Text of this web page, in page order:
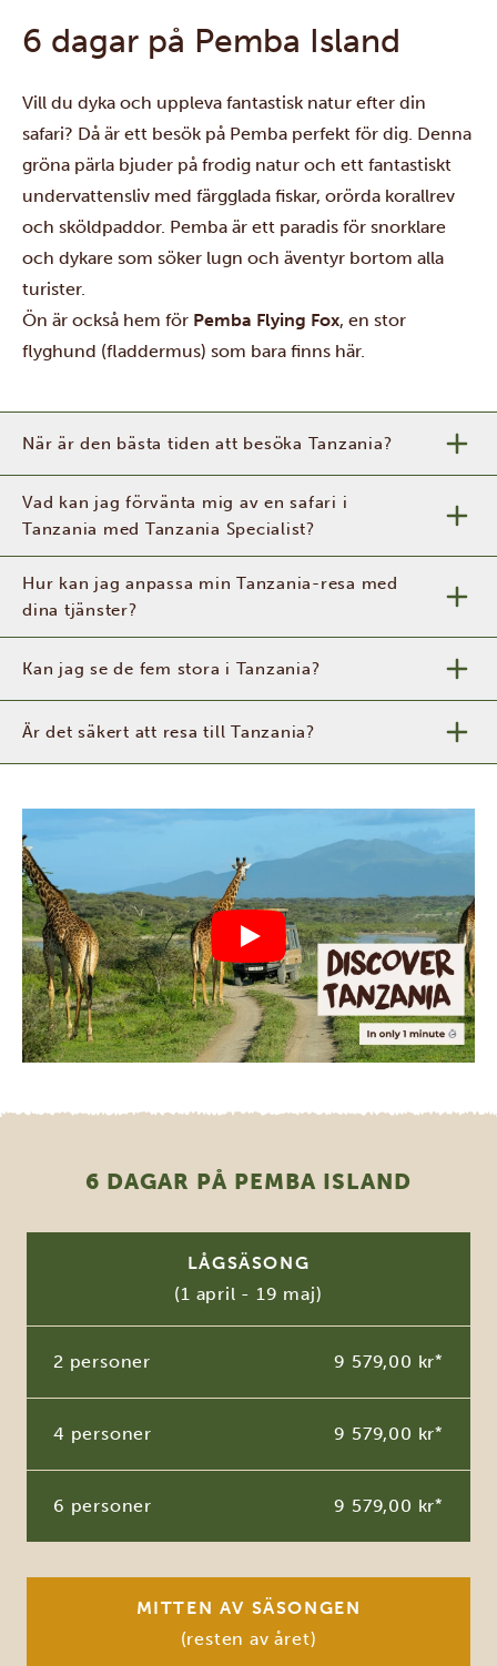
6 dagar på Pemba Island
Vill du dyka och uppleva fantastisk natur efter din
safari? Då är ett besök på Pemba perfekt för dig. Denna
gröna pärla bjuder på frodig natur och ett fantastiskt
undervattensliv med färgglada fiskar, orörda korallrev
och sköldpaddor. Pemba är ett paradis för snorklare
och dykare som söker lugn och äventyr bortom alla
turister.
Ön är också hem för Pemba Flying Fox, en stor
flyghund (fladdermus) som bara finns här.
När är den bästa tiden att besöka Tanzania?
Vad kan jag förvänta mig av en safari i
Tanzania med Tanzania Specialist?
Hur kan jag anpassa min Tanzania-resa med
dina tjänster?
Kan jag se de fem stora i Tanzania?
Är det säkert att resa till Tanzania?
6 DAGAR PÅ PEMBA ISLAND
LÅGSÄSONG
(1 april - 19 maj)
2 personer 9 579,00 kr*
4 personer 9 579,00 kr*
6 personer 9 579,00 kr*
MITTEN AV SÄSONGEN
(resten av året)